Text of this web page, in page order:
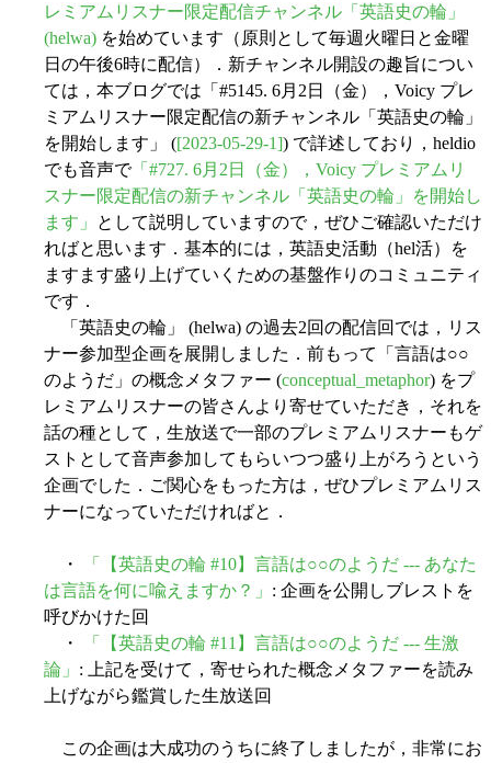
レミアムリスナー限定配信チャンネル「英語史の輪」
(helwa) を始めています（原則として毎週火曜日と金曜
日の午後6時に配信）．新チャンネル開設の趣旨につい
ては，本ブログでは「#5145. 6月2日（金），Voicy プレ
ミアムリスナー限定配信の新チャンネル「英語史の輪」
を開始します」 ([2023-05-29-1]) で詳述しており，heldio
でも音声で「#727. 6月2日（金），Voicy プレミアムリ
スナー限定配信の新チャンネル「英語史の輪」を開始し
ます」
として説明していますので，ぜひご確認いただけ
ればと思います．基本的には，英語史活動（hel活）を
ますます盛り上げていくための基盤作りのコミュニティ
です．
「英語史の輪」 (helwa) の過去2回の配信回では，リス
ナー参加型企画を展開しました．前もって「言語は○○
のようだ」の概念メタファー (conceptual_metaphor) をプ
レミアムリスナーの皆さんより寄せていただき，それを
話の種として，生放送で一部のプレミアムリスナーもゲ
ストとして音声参加してもらいつつ盛り上がろうという
企画でした．ご関心をもった方は，ぜひプレミアムリス
ナーになっていただければと．
・
「【英語史の輪 #10】言語は○○のようだ --- あなた
は言語を何に喩えますか？」 : 企画を公開しブレストを
呼びかけた回
・
「【英語史の輪 #11】言語は○○のようだ --- 生激
論」 : 上記を受けて，寄せられた概念メタファーを読み
上げながら鑑賞した生放送回
この企画は大成功のうちに終了しましたが，非常にお